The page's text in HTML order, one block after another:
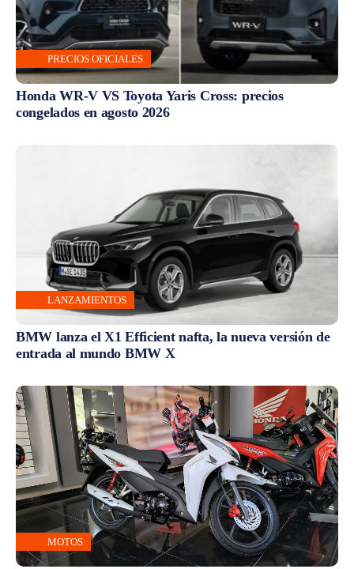
PRECIOS OFICIALES
Honda WR-V VS Toyota Yaris Cross: precios
congelados en agosto 2026
LANZAMIENTOS
BMW lanza el X1 Efficient nafta, la nueva versión de
entrada al mundo BMW X
MOTOS